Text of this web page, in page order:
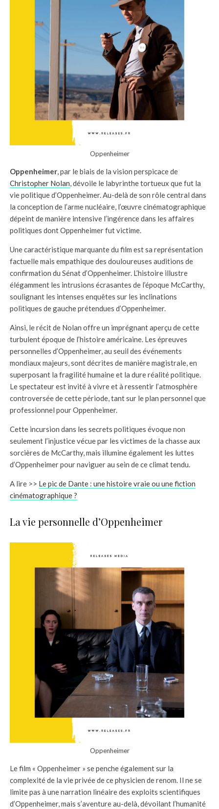
Oppenheimer
Oppenheimer, par le biais de la vision perspicace de
Christopher Nolan, dévoile le labyrinthe tortueux que fut la
vie politique d’Oppenheimer. Au-delà de son rôle central dans
la conception de l’arme nucléaire, l’œuvre cinématographique
dépeint de manière intensive l’ingérence dans les affaires
politiques dont Oppenheimer fut victime.
Une caractéristique marquante du film est sa représentation
factuelle mais empathique des douloureuses auditions de
confirmation du Sénat d’Oppenheimer. L’histoire illustre
élégamment les intrusions écrasantes de l’époque McCarthy,
soulignant les intenses enquêtes sur les inclinations
politiques de gauche prétendues d’Oppenheimer.
Ainsi, le récit de Nolan offre un imprégnant aperçu de cette
turbulent époque de l’histoire américaine. Les épreuves
personnelles d’Oppenheimer, au seuil des événements
mondiaux majeurs, sont décrites de manière magistrale, en
superposant la fragilité humaine et la dure réalité politique.
Le spectateur est invité à vivre et à ressentir l’atmosphère
controversée de cette période, tant sur le plan personnel que
professionnel pour Oppenheimer.
Cette incursion dans les secrets politiques évoque non
seulement l’injustice vécue par les victimes de la chasse aux
sorcières de McCarthy, mais illumine également les luttes
d’Oppenheimer pour naviguer au sein de ce climat tendu.
A lire >> Le pic de Dante : une histoire vraie ou une fiction
cinématographique ?
La vie personnelle d’Oppenheimer
Oppenheimer
Le film « Oppenheimer » se penche également sur la
complexité de la vie privée de ce physicien de renom. Il ne se
limite pas à une narration linéaire des exploits scientifiques
d’Oppenheimer, mais s’aventure au-delà, dévoilant l’humanité